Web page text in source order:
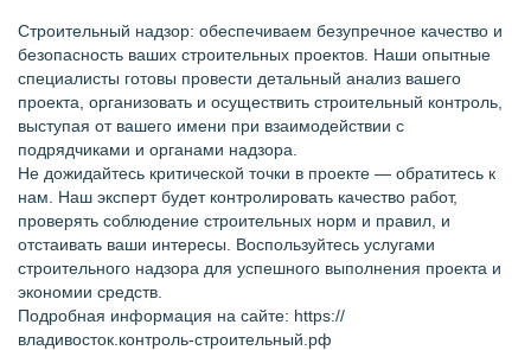
Строительный надзор: обеспечиваем безупречное качество и
безопасность ваших строительных проектов. Наши опытные
специалисты готовы провести детальный анализ вашего
проекта, организовать и осуществить строительный контроль,
выступая от вашего имени при взаимодействии с
подрядчиками и органами надзора.
Не дожидайтесь критической точки в проекте — обратитесь к
нам. Наш эксперт будет контролировать качество работ,
проверять соблюдение строительных норм и правил, и
отстаивать ваши интересы. Воспользуйтесь услугами
строительного надзора для успешного выполнения проекта и
экономии средств.
Подробная информация на сайте: https://
владивосток.контроль-строительный.рф